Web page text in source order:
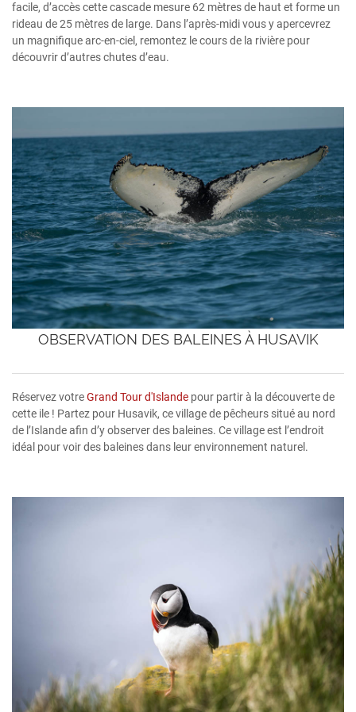
facile, d’accès cette cascade mesure 62 mètres de haut et forme un
rideau de 25 mètres de large. Dans l’après-midi vous y apercevrez
un magnifique arc-en-ciel, remontez le cours de la rivière pour
découvrir d’autres chutes d’eau.
OBSERVATION DES BALEINES À HUSAVIK
Réservez votreGrand Tour d'Islande pour partir à la découverte de
cette ile ! Partez pour Husavik, ce village de pêcheurs situé au nord
de l’Islande afin d’y observer des baleines. Ce village est l’endroit
idéal pour voir des baleines dans leur environnement naturel.